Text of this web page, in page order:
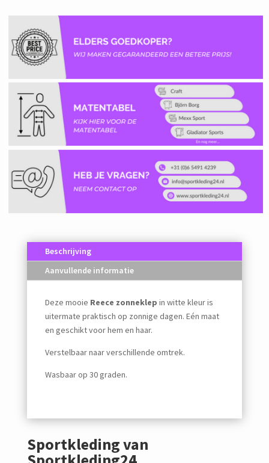
Beschrijving
Aanvullende informatie
Deze mooie Reece zonneklep in witte kleur is
uitermate praktisch op zonnige dagen. Eén maat
en geschikt voor hem en haar.
Verstelbaar naar verschillende omtrek.
Wasbaar op 30 graden.
Sportkleding van